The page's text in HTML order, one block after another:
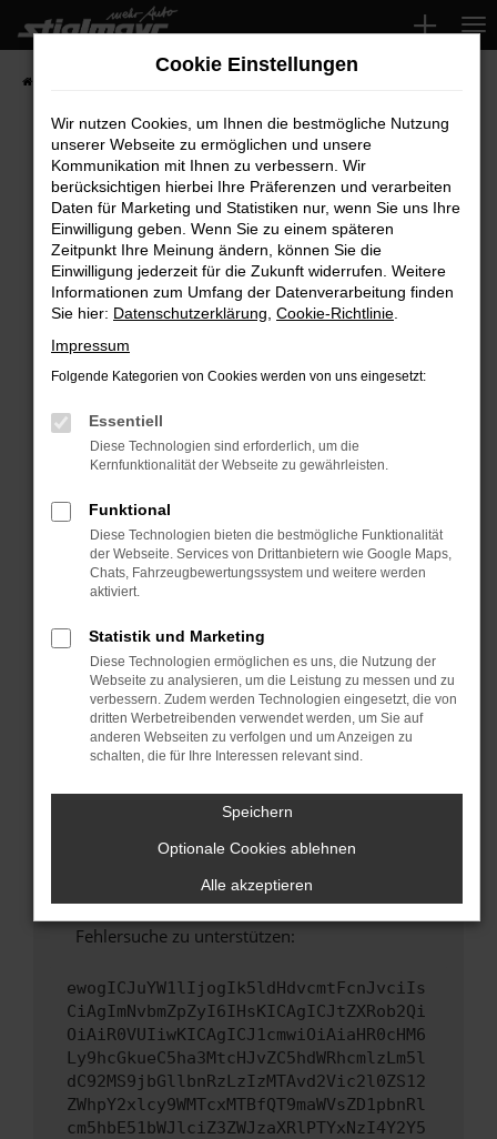
Zum
Hauptinhalt
springen
Fehler: Network Error
Beim Laden ist ein Fehler aufgetreten.
Hier sind ein paar Tipps, die dir helfen können:
Überprüfe deine Firewall und deine
Internetverbindung.
Laden andere Webseiten, zum Beispiel deine
Manche Erweiterungen, wie Werbeblocker,
können das Laden bestimmter Seiten
verhindern. Funktioniert die Seite in einem
Fenster?
Starte dein Gerät neu.
Das kann manchmal helfen, vorübergehende
Probleme zu beheben.
Stelle sicher, dass dein Browser und dein
Betriebssystem auf dem neuesten Stand
sind.
Veraltete Software birgt nicht nur ein
Sicherheitsrisiko, sondern kann auch dazu
führen, dass bestimmte Funktionen nicht mehr
Wende dich an den Webseitenbetreiber.
Wenn du alle oben genannten Schritte versucht
hast, kontaktiere uns bitte. Wir werden
versuchen, das Problem zu beheben. Du kannst
uns diesen Text schicken, um uns bei der
Fehlersuche zu unterstützen:
ewogICJuYW1lIjogIk5ldHdvcmtFcnJvciIs
CiAgImNvbmZpZyI6IHsKICAgICJtZXRob2Qi
OiAiR0VUIiwKICAgICJ1cmwiOiAiaHR0cHM6
Ly9hcGkueC5ha3MtcHJvZC5hdWRhcmlzLm5l
dC92MS9jbGllbnRzLzIzMTAvd2Vic2l0ZS12
ZWhpY2xlcy9WMTcxMTBfQT9maWVsZD1pbnRl
cm5hbE51bWJlciZ3ZWJzaXRlPTYxNzI4Y2Y5
Cookie Einstellungen
Wir nutzen Cookies, um Ihnen die bestmögliche Nutzung
unserer Webseite zu ermöglichen und unsere
Kommunikation mit Ihnen zu verbessern. Wir
berücksichtigen hierbei Ihre Präferenzen und verarbeiten
Daten für Marketing und Statistiken nur, wenn Sie uns Ihre
Einwilligung geben. Wenn Sie zu einem späteren
Zeitpunkt Ihre Meinung ändern, können Sie die
Einwilligung jederzeit für die Zukunft widerrufen. Weitere
Informationen zum Umfang der Datenverarbeitung finden
Sie hier: Datenschutzerklärung Cookie-Richtlinie
Impressum
Folgende Kategorien von Cookies werden von uns eingesetzt:
Essentiell
Diese Technologien sind erforderlich, um die
Kernfunktionalität der Webseite zu gewährleisten.
Funktional
Diese Technologien bieten die bestmögliche Funktionalität
der Webseite. Services von Drittanbietern wie Google Maps,
Chats, Fahrzeugbewertungssystem und weitere werden
aktiviert.
Statistik und Marketing
Diese Technologien ermöglichen es uns, die Nutzung der
Webseite zu analysieren, um die Leistung zu messen und zu
verbessern. Zudem werden Technologien eingesetzt, die von
dritten Werbetreibenden verwendet werden, um Sie auf
anderen Webseiten zu verfolgen und um Anzeigen zu
schalten, die für Ihre Interessen relevant sind.
Speichern
Optionale Cookies ablehnen
Alle akzeptieren